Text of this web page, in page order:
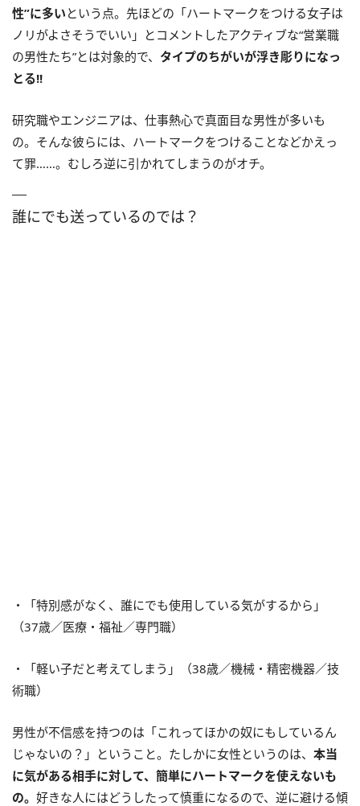
性”に多い という点。先ほどの「ハートマークをつける女子は
ノリがよさそうでいい」とコメントしたアクティブな“営業職
の男性たち”とは対象的で、 タイプのちがいが浮き彫りになっ
とる!!
研究職やエンジニアは、仕事熱心で真面目な男性が多いも
の。そんな彼らには、ハートマークをつけることなどかえっ
て罪……。むしろ逆に引かれてしまうのがオチ。
誰にでも送っているのでは？
・「特別感がなく、誰にでも使用している気がするから」
（37歳／医療・福祉／専門職）
・「軽い子だと考えてしまう」（38歳／機械・精密機器／技
術職）
男性が不信感を持つのは「これってほかの奴にもしているん
じゃないの？」ということ。たしかに女性というのは、 本当
に気がある相手に対して、簡単にハートマークを使えないも
の。 好きな人にはどうしたって慎重になるので、逆に避ける傾